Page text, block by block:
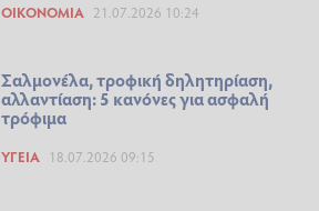
ΟΙΚΟΝΟΜΊΑ 21.07.2026 10:24
Σαλμονέλα, τροφική δηλητηρίαση,
αλλαντίαση: 5 κανόνες για ασφαλή
τρόφιμα
ΥΓΕΊΑ 18.07.2026 09:15